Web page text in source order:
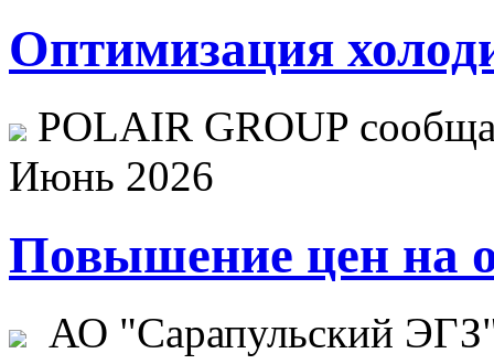
Оптимизация
POLAIR GROUP
Июнь 2026
Повышение цен на
АО "Сарапульский